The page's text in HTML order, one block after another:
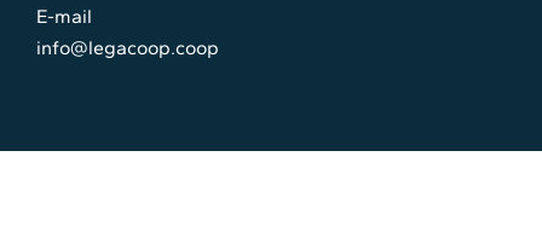
E-mail
info@legacoop.coop